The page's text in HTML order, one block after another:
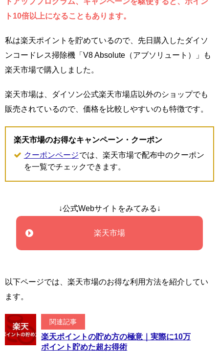
ト10倍以上になることもあります。
私は楽天ポイントを貯めているので、先日購入したダイソ
ンコードレス掃除機「V8 Absolute（アブソリュート）」も
楽天市場で購入しました。
楽天市場は、ダイソン公式楽天市場店以外のショップでも
販売されているので、価格を比較しやすいのも特徴です。
楽天市場のお得なキャンペーン・クーポン
クーポンページでは、楽天市場で配布中のクーポン
を一覧でチェックできます。
↓公式Webサイトをみてみる↓
楽天市場
以下ページでは、楽天市場のお得な利用方法を紹介してい
ます。
関連記事
楽天ポイントの貯め方の極意｜実際に10万
ポイント貯めた超お得術